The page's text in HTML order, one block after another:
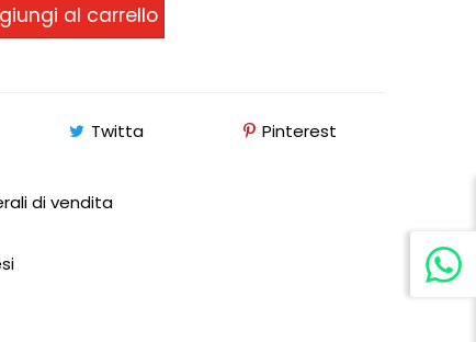
al carrello
Twitta Pinterest
di vendita